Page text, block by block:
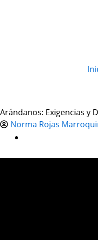
Arándanos: Exigencias y
Norma Rojas